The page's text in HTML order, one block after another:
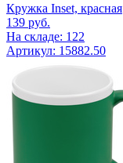
Кружка Inset, красная
139 руб.
На складе: 122
Артикул: 15882.50